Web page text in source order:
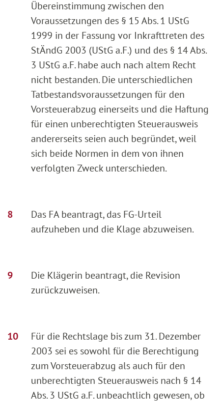
Übereinstimmung zwischen den
Voraussetzungen des § 15 Abs. 1 UStG
1999 in der Fassung vor Inkrafttreten des
StÄndG 2003 (UStG a.F.) und des § 14 Abs.
3 UStG a.F. habe auch nach altem Recht
nicht bestanden. Die unterschiedlichen
Tatbestandsvoraussetzungen für den
Vorsteuerabzug einerseits und die Haftung
für einen unberechtigten Steuerausweis
andererseits seien auch begründet, weil
sich beide Normen in dem von ihnen
verfolgten Zweck unterschieden.
Das FA beantragt, das FG-Urteil
aufzuheben und die Klage abzuweisen.
Die Klägerin beantragt, die Revision
zurückzuweisen.
Für die Rechtslage bis zum 31. Dezember
2003 sei es sowohl für die Berechtigung
zum Vorsteuerabzug als auch für den
unberechtigten Steuerausweis nach § 14
Abs. 3 UStG a.F. unbeachtlich gewesen, ob